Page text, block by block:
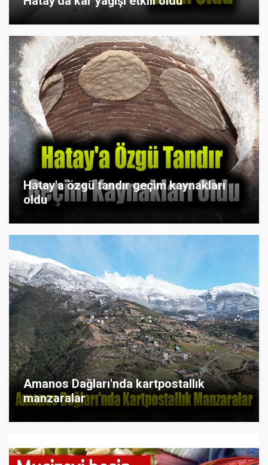
Hatay'a özgü tandır geçim kaynakları
oldu
Amanos Dağları'nda kartpostallık
manzaralar